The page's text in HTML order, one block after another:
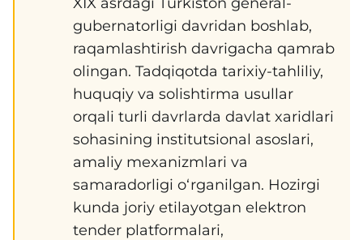
gubernatorligi davridan boshlab,
raqamlashtirish davrigacha qamrab
olingan. Tadqiqotda tarixiy-tahliliy,
huquqiy va solishtirma usullar
orqali turli davrlarda davlat xaridlari
sohasining institutsional asoslari,
amaliy mexanizmlari va
samaradorligi o‘rganilgan. Hozirgi
kunda joriy etilayotgan elektron
tender platformalari,